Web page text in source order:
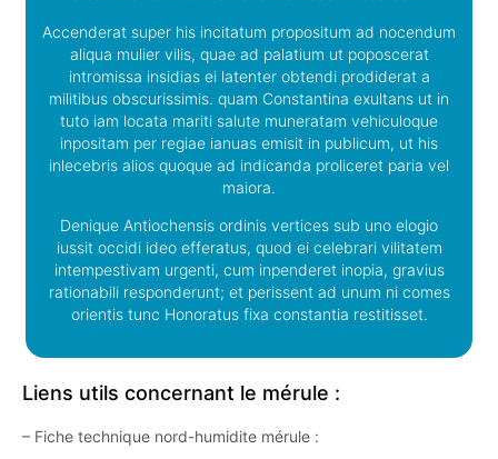
Accenderat super his incitatum propositum ad nocendum
aliqua mulier vilis, quae ad palatium ut poposcerat
intromissa insidias ei latenter obtendi prodiderat a
militibus obscurissimis. quam Constantina exultans ut in
tuto iam locata mariti salute muneratam vehiculoque
inpositam per regiae ianuas emisit in publicum, ut his
inlecebris alios quoque ad indicanda proliceret paria vel
maiora.
Denique Antiochensis ordinis vertices sub uno elogio
iussit occidi ideo efferatus, quod ei celebrari vilitatem
intempestivam urgenti, cum inpenderet inopia, gravius
rationabili responderunt; et perissent ad unum ni comes
orientis tunc Honoratus fixa constantia restitisset.
Liens utils concernant le mérule :
– Fiche technique nord-humidite mérule :